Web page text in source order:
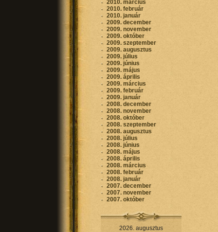
2010. március
2010. február
2010. január
2009. december
2009. november
2009. október
2009. szeptember
2009. augusztus
2009. július
2009. június
2009. május
2009. április
2009. március
2009. február
2009. január
2008. december
2008. november
2008. október
2008. szeptember
2008. augusztus
2008. július
2008. június
2008. május
2008. április
2008. március
2008. február
2008. január
2007. december
2007. november
2007. október
2026. augusztus